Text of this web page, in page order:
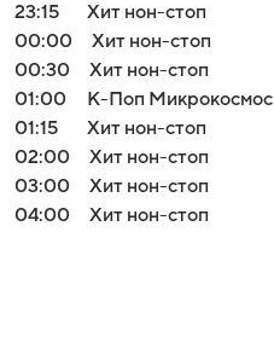
23:15
Хит нон-стоп
00:00
Хит нон-стоп
00:30
Хит нон-стоп
01:00
К-Поп Микрокосмос
01:15
Хит нон-стоп
02:00
Хит нон-стоп
03:00
Хит нон-стоп
04:00
Хит нон-стоп